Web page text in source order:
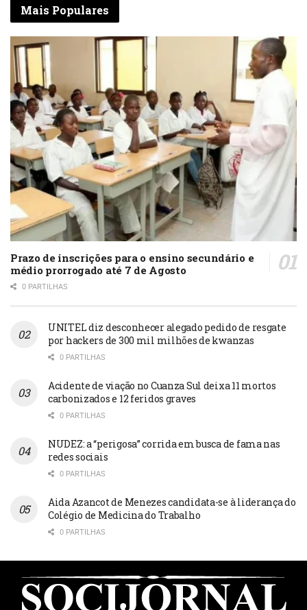
Mais Populares
Prazo de inscrições para o ensino secundário e
médio prorrogado até 7 de Agosto
0 PARTILHAS
UNITEL diz desconhecer alegado pedido de resgate
por hackers de 300 mil milhões de kwanzas
0 PARTILHAS
Acidente de viação no Cuanza Sul deixa 11 mortos
carbonizados e 12 feridos graves
0 PARTILHAS
NUDEZ: a “perigosa” corrida em busca de fama nas
redes sociais
0 PARTILHAS
Aida Azancot de Menezes candidata-se à liderança do
Colégio de Medicina do Trabalho
0 PARTILHAS